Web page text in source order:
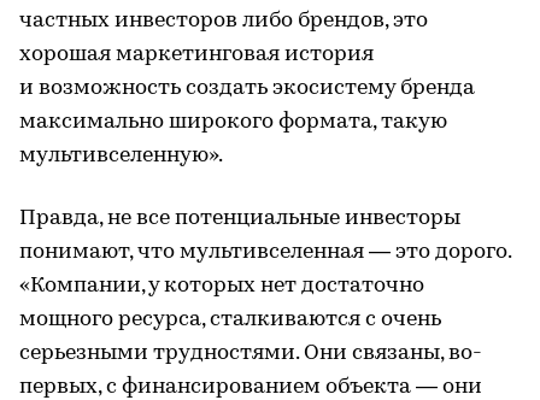
частных инвесторов либо брендов, это
хорошая маркетинговая история
и возможность создать экосистему бренда
максимально широкого формата, такую
мультивселенную».
Правда, не все потенциальные инвесторы
понимают, что мультивселенная — это дорого.
«Компании, у которых нет достаточно
мощного ресурса, сталкиваются с очень
серьезными трудностями. Они связаны, во-
первых, с финансированием объекта — они